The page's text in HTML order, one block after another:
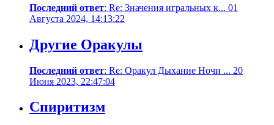
Последний ответ: Re: Значения игральных к... 01
Августа 2024, 14:13:22
Другие Оракулы
Последний ответ: Re: Оракул Дыхание Ночи ... 20
Июня 2023, 22:47:04
Спиритизм